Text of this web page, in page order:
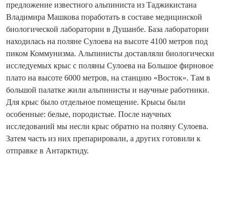
предложение известного альпиниста из Таджикистана
Владимира Машкова поработать в составе медицинской
биологической лаборатории в Душанбе. База лаборатории
находилась на поляне Сулоева на высоте 4100 метров под
пиком Коммунизма. Альпинисты доставляли биологически
исследуемых крыс с поляны Сулоева на Большое фирновое
плато на высоте 6000 метров, на станцию «Восток». Там в
большой палатке жили альпинисты и научные работники.
Для крыс было отдельное помещение. Крысы были
особенные: белые, породистые. После научных
исследований мы несли крыс обратно на поляну Сулоева.
Затем часть из них препарировали, а других готовили к
отправке в Антарктиду.